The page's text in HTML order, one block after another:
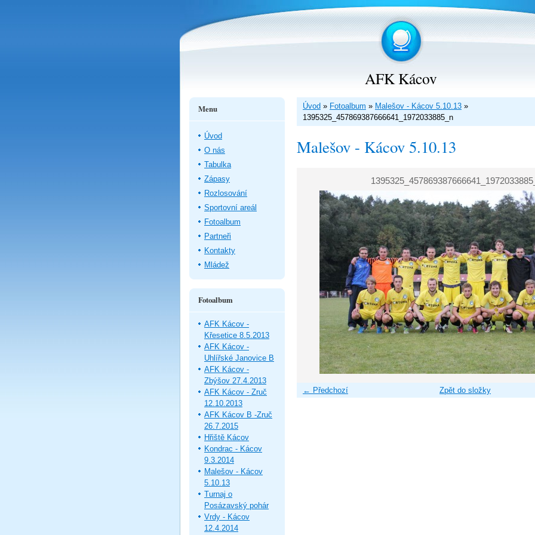
AFK Kácov
Úvod » Fotoalbum » Malešov - Kácov 5.10.13 »
1395325_457869387666641_1972033885_n
Malešov - Kácov 5.10.13
← Předchozí Zpět do složky
Menu
Úvod
O nás
Tabulka
Zápasy
Rozlosování
Sportovní areál
Fotoalbum
Partneři
Kontakty
Mládež
Fotoalbum
AFK Kácov -
Křesetice 8.5.2013
AFK Kácov -
Uhlířské Janovice B
AFK Kácov -
Zbýšov 27.4.2013
AFK Kácov - Zruč
12.10.2013
AFK Kácov B -Zruč
26.7.2015
Hřiště Kácov
Kondrac - Kácov
9.3.2014
Malešov - Kácov
5.10.13
Turnaj o
Posázavský pohár
Vrdy - Kácov
12.4.2014